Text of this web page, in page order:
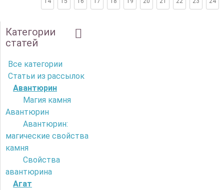
Категории
статей
Все категории
Статьи из рассылок
Авантюрин
Магия камня
Авантюрин
Авантюрин:
магические свойства
камня
Свойства
авантюрина
Агат